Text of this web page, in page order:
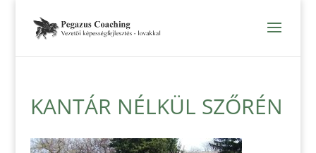
KANTÁR NÉLKÜL SZŐRÉN